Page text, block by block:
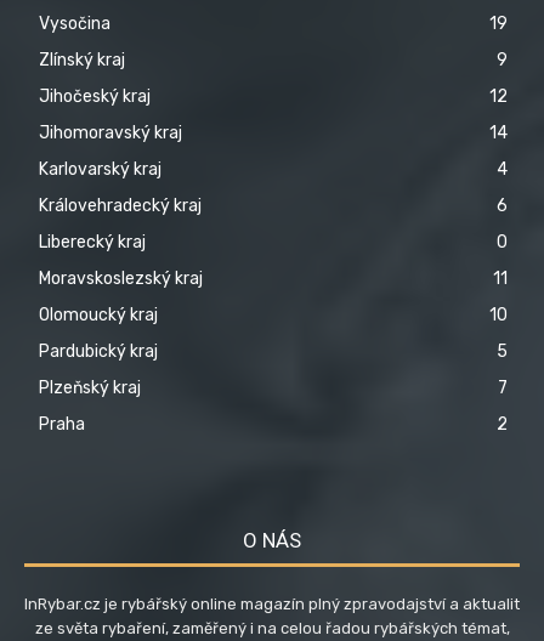
Vysočina
19
Zlínský kraj
9
Jihočeský kraj
12
Jihomoravský kraj
14
Karlovarský kraj
4
Královehradecký kraj
6
Liberecký kraj
0
Moravskoslezský kraj
11
Olomoucký kraj
10
Pardubický kraj
5
Plzeňský kraj
7
Praha
2
O NÁS
InRybar.cz je rybářský online magazín plný zpravodajství a aktualit
ze světa rybaření, zaměřený i na celou řadou rybářských témat,